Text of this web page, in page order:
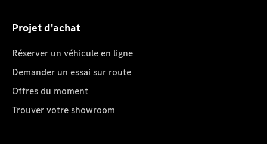
Projet d'achat
Réserver un véhicule en ligne
Demander un essai sur route
Offres du moment
Trouver votre showroom